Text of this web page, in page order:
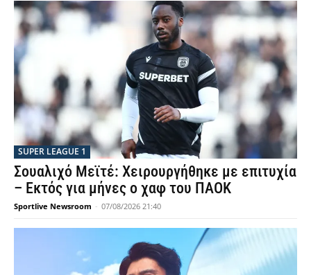
SUPER LEAGUE 1
Σουαλιχό Μεϊτέ: Χειρουργήθηκε με επιτυχία
– Εκτός για μήνες ο χαφ του ΠΑΟΚ
Sportlive Newsroom - 07/08/2026 21:40